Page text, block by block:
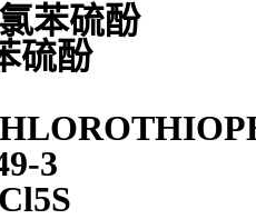
苯硫酚
硫酚
3